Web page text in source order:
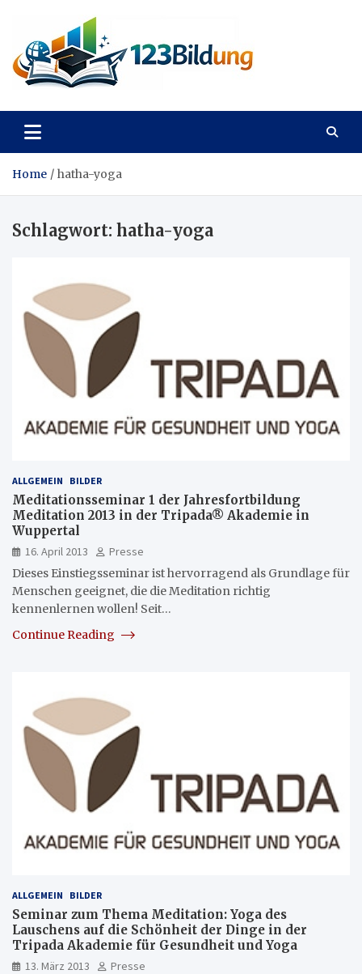
content
123Bildung
Home hatha-yoga
Schlagwort: hatha-yoga
ALLGEMEIN BILDER
Meditationsseminar 1 der Jahresfortbildung
Meditation 2013 in der Tripada® Akademie in
Wuppertal
16. April 2013
Presse
Dieses Einstiegsseminar ist hervorragend als Grundlage für
Menschen geeignet, die die Meditation richtig
kennenlernen wollen! Seit…
Continue Reading
ALLGEMEIN BILDER
Seminar zum Thema Meditation: Yoga des
Lauschens auf die Schönheit der Dinge in der
Tripada Akademie für Gesundheit und Yoga
13. März 2013
Presse